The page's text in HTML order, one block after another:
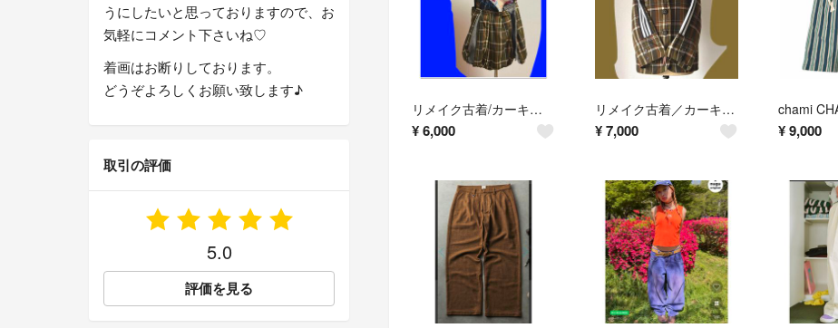
リメイク古着/カーキチェック柄
¥6,000
リメイク古着／カーキチェック柄/テーラー ドジャケット/肩パッドブローチ
¥7,000 ¥ 9,000
うにしたいと思っておりますので、お
気軽にコメント下さいね♡
着画はお断りしております。
どうぞよろしくお願い致します♪
取引の評価
5.0
評価を見る